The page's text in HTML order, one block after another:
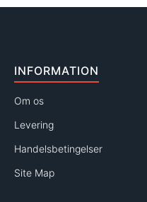
INFORMATION
Om os
Levering
Handelsbetingelser
Site Map